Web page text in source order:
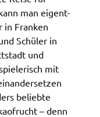
man eigent­
in Fran­ken
Schü­ler in
und
mit
belieb­te
– denn
können wir
und
und in welcher
werden. Sie